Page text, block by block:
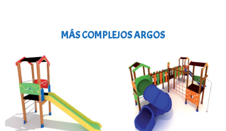
MÁS COMPLEJOS ARGOS